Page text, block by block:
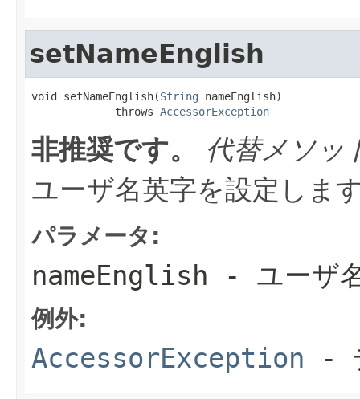
setNameEnglish
void setNameEnglish(String nameEnglish)
             throws
AccessorException
非推奨です。
代替メソッ
ユーザ名英字を設定しま
パラメータ:
nameEnglish - ユーザ
例外:
AccessorException -